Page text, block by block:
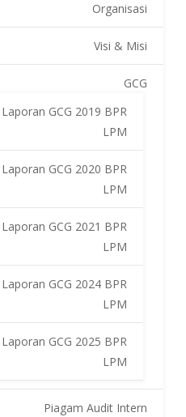
Organisasi
Visi & Misi
GCG
Laporan GCG 2019 BPR
LPM
Laporan GCG 2020 BPR
LPM
Laporan GCG 2021 BPR
LPM
Laporan GCG 2024 BPR
LPM
Laporan GCG 2025 BPR
LPM
Piagam Audit Intern